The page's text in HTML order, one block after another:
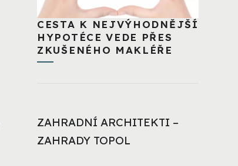
CESTA K NEJVÝHODNĚJŠÍ
HYPOTÉCE VEDE PŘES
ZKUŠENÉHO MAKLÉŘE
ZAHRADNÍ ARCHITEKTI –
ZAHRADY TOPOL